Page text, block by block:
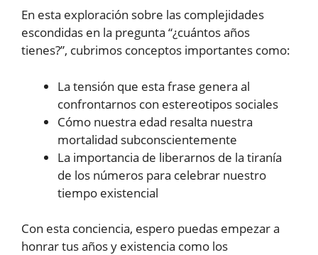
En esta exploración sobre las complejidades
escondidas en la pregunta “¿cuántos años
tienes?”, cubrimos conceptos importantes como:
La tensión que esta frase genera al
confrontarnos con estereotipos sociales
Cómo nuestra edad resalta nuestra
mortalidad subconscientemente
La importancia de liberarnos de la tiranía
de los números para celebrar nuestro
tiempo existencial
Con esta conciencia, espero puedas empezar a
honrar tus años y existencia como los